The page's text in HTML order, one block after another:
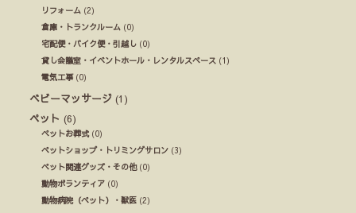
リフォーム (2)
倉庫・トランクルーム (0)
宅配便・バイク便・引越し (0)
貸し会議室・イベントホール・レンタルスペース (1)
電気工事(0)
ベビーマッサージ (1)
ペット (6)
ペットお葬式(0)
ペットショップ・トリミングサロン (3)
ペット関連グッズ・その他(0)
動物ボランティア (0)
動物病院（ペット）・獣医 (2)